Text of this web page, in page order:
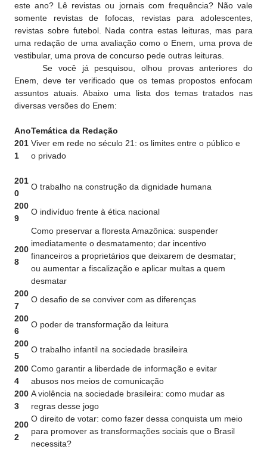
este ano? Lê revistas ou jornais com frequência? Não vale
somente revistas de fofocas, revistas para adolescentes,
revistas sobre futebol. Nada contra estas leituras, mas para
uma redação de uma avaliação como o Enem, uma prova de
vestibular, uma prova de concurso pede outras leituras.
Se você já pesquisou, olhou provas anteriores do
Enem, deve ter verificado que os temas propostos enfocam
assuntos atuais. Abaixo uma lista dos temas tratados nas
diversas versões do Enem:
AnoTemática da Redação
201
1
Viver em rede no século 21: os limites entre o público e
o privado
201
0
O trabalho na construção da dignidade humana
200
9
O indivíduo frente à ética nacional
200
8
Como preservar a floresta Amazônica: suspender
imediatamente o desmatamento; dar incentivo
financeiros a proprietários que deixarem de desmatar;
ou aumentar a fiscalização e aplicar multas a quem
desmatar
200
7
O desafio de se conviver com as diferenças
200
6
O poder de transformação da leitura
200
5
O trabalho infantil na sociedade brasileira
200
4
Como garantir a liberdade de informação e evitar
abusos nos meios de comunicação
200
3
A violência na sociedade brasileira: como mudar as
regras desse jogo
200
2
O direito de votar: como fazer dessa conquista um meio
para promover as transformações sociais que o Brasil
necessita?